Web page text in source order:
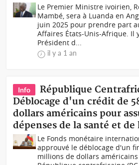
Le Premier Ministre ivoirien,
Mambé, sera à Luanda en
juin 2025 pour prendre part
Affaires États-Unis-Afrique. Il
Président d...
il y a 1 an
Info
République
Déblocage d'un crédit de
dollars américains pour
dépenses de la santé et
Le Fonds monétaire
approuvé le déblocage d'un
millions de dollars